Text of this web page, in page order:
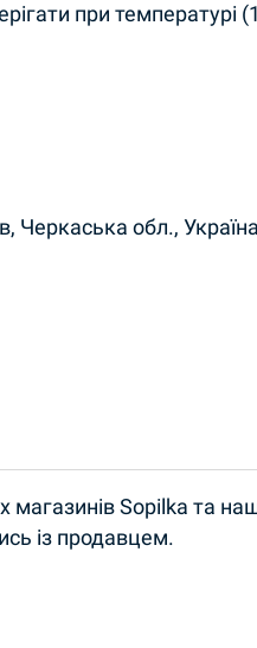
при температурі
Черкаська обл.,
Sopilka та
із продавцем.